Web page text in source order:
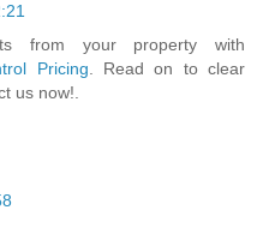
from your property with
Pricing. Read on to clear
us now!.